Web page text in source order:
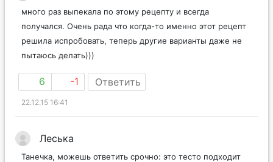
много раз выпекала по этому рецепту и всегда
получался. Очень рада что когда-то именно этот рецепт
решила испробовать, теперь другие варианты даже не
пытаюсь делать)))
6 -1 Ответить
22.12.15 16:41
Леська
Танечка, можешь ответить срочно: это тесто подходит